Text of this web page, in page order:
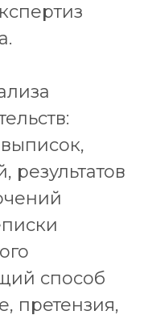
результатов
способ
претензия,